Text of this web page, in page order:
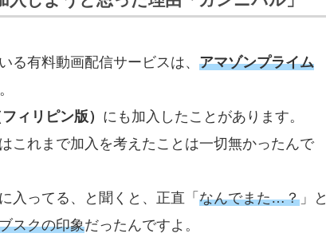
る有料動画配信サービスは、 アマゾンプライム
ィリピン版） にも加入したことがあります。
これまで加入を考えたことは一切無かったんで
入ってる、と聞くと、正直「 なんでまた…？ 」と
スクの印象だったんですよ。